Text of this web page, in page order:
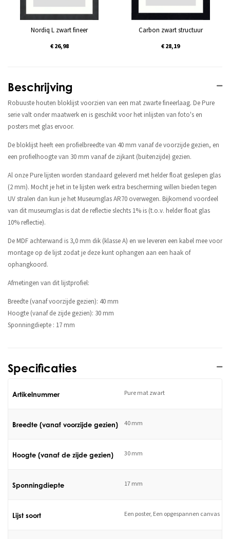
Beschrijving
Robuuste houten bloklijst voorzien van een mat zwarte fineerlaag. De Pure
serie valt onder maatwerk en is geschikt voor het inlijsten van foto's en
posters met glas ervoor.
De bloklijst heeft een profielbreedte van 40 mm vanaf de voorzijde gezien, en
een profielhoogte van 30 mm vanaf de zijkant (buitenzijde) gezien.
Al onze Pure lijsten worden standaard geleverd met helder float geslepen glas
(2 mm). Mocht je het in te lijsten werk extra bescherming willen bieden tegen
UV stralen dan kun je het Museumglas AR70 overwegen. Bijkomend voordeel
van dit museumglas is dat de reflectie slechts 1% is (t.o.v. helder float glas
10% reflectie).
De MDF achterwand is 3,0 mm dik (klasse A) en we leveren een kabel mee voor
montage op de lijst zodat je deze kunt ophangen aan een haak of
ophangkoord.
Afmetingen van dit lijstprofiel:
Breedte (vanaf voorzijde gezien): 40 mm
Hoogte (vanaf de zijde gezien): 30 mm
Sponningdiepte : 17 mm
Specificaties
Artikelnummer Pure mat zwart
Breedte (vanaf voorzijde gezien) 40 mm
Hoogte (vanaf de zijde gezien) 30 mm
Sponningdiepte 17 mm
Lijst soort Een poster, Een opgespannen canvas
Nordiq L zwart fineer
€ 26,98
Carbon zwart structuur
€ 28,19